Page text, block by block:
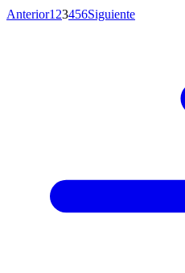
Anterior1 23456Siguiente